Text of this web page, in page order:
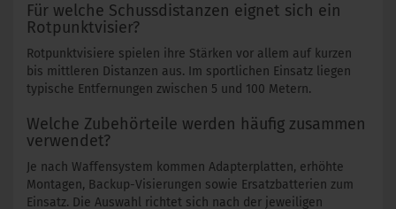
Für welche Schussdistanzen eignet sich ein
Rotpunktvisier?
Rotpunktvisiere spielen ihre Stärken vor allem auf kurzen
bis mittleren Distanzen aus. Im sportlichen Einsatz liegen
typische Entfernungen zwischen 5 und 100 Metern.
Welche Zubehörteile werden häufig zusammen
verwendet?
Je nach Waffensystem kommen Adapterplatten, erhöhte
Montagen, Backup-Visierungen sowie Ersatzbatterien zum
Einsatz. Die Auswahl richtet sich nach der jeweiligen